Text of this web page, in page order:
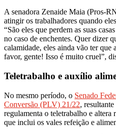
A senadora Zenaide Maia (Pros-
atingir os trabalhadores quando
“São eles que perdem as suas
no caso de enchentes. Quer dizer
calamidade, eles ainda vão ter que
favor, gente! Isso é muito cruel”,
Teletrabalho e auxílio
No mesmo período, o Senado
Conversão (PLV) 21/22,
regulamenta o teletrabalho e altera
que inclui os vales refeição e